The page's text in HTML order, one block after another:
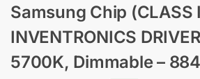
Samsung Chip (CLASS
INVENTRONICS
5700Κ, Dimmable – 884